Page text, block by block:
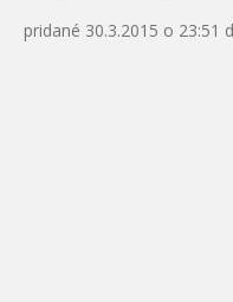
pridané 30.3.2015 o 23:51